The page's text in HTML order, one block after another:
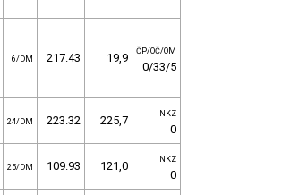
6/DM 217.43 19,9 ČP/OČ/OM
0/33/5
24/DM 223.32 225,7 NKZ
0
25/DM 109.93 121,0 NKZ
0